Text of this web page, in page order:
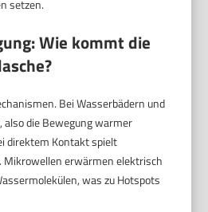
setzen.
Wie kommt die
Bei Wasserbädern und
die Bewegung warmer
direktem Kontakt spielt
Mikrowellen erwärmen elektrisch
was zu Hotspots